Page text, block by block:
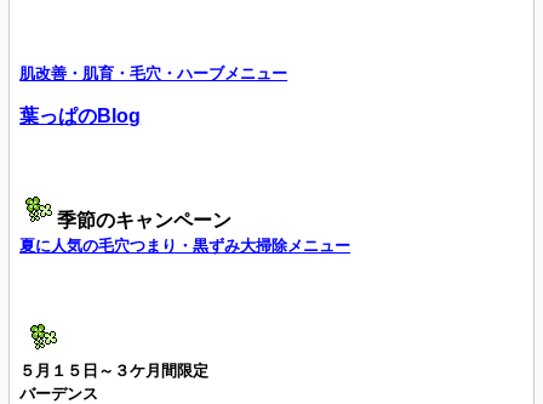
肌改善・肌育・毛穴・ハーブメニュー
葉っぱのBlog
季節のキャンペーン
夏に人気の毛穴つまり・黒ずみ大掃除メニュー
５月１５日～３ケ月間限定
バーデンス